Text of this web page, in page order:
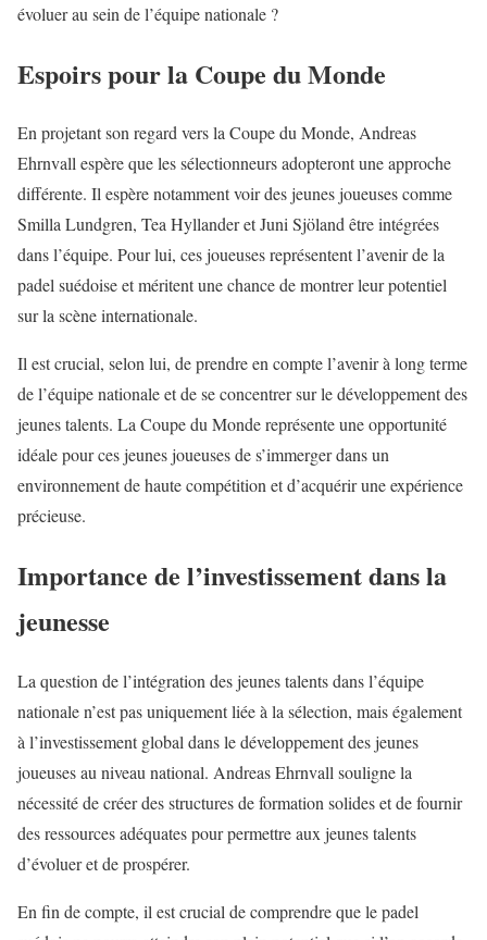
évoluer au sein de l’équipe nationale ?
Espoirs pour la Coupe du Monde
En projetant son regard vers la Coupe du Monde, Andreas
Ehrnvall espère que les sélectionneurs adopteront une approche
différente. Il espère notamment voir des jeunes joueuses comme
Smilla Lundgren, Tea Hyllander et Juni Sjöland être intégrées
dans l’équipe. Pour lui, ces joueuses représentent l’avenir de la
padel suédoise et méritent une chance de montrer leur potentiel
sur la scène internationale.
Il est crucial, selon lui, de prendre en compte l’avenir à long terme
de l’équipe nationale et de se concentrer sur le développement des
jeunes talents. La Coupe du Monde représente une opportunité
idéale pour ces jeunes joueuses de s’immerger dans un
environnement de haute compétition et d’acquérir une expérience
précieuse.
Importance de l’investissement dans la
jeunesse
La question de l’intégration des jeunes talents dans l’équipe
nationale n’est pas uniquement liée à la sélection, mais également
à l’investissement global dans le développement des jeunes
joueuses au niveau national. Andreas Ehrnvall souligne la
nécessité de créer des structures de formation solides et de fournir
des ressources adéquates pour permettre aux jeunes talents
d’évoluer et de prospérer.
En fin de compte, il est crucial de comprendre que le padel